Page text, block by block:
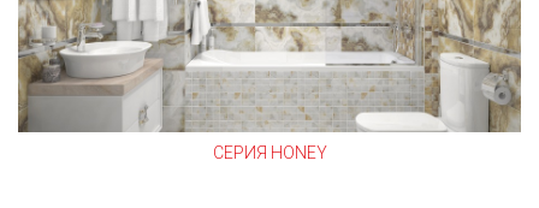
СЕРИЯ HONEY